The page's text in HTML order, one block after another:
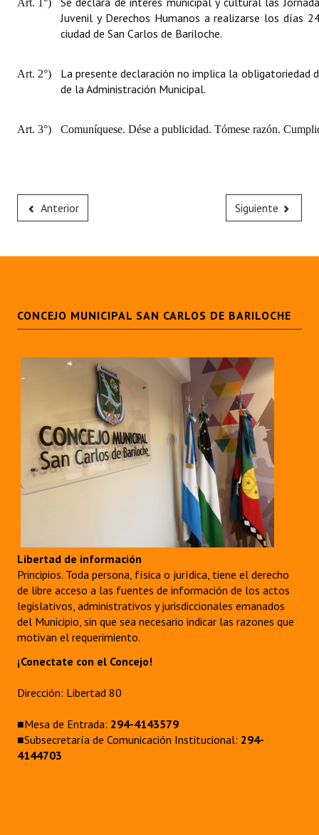
Art. 1°)
Juvenil y Derechos Humanos a realizarse los días
ciudad de San Carlos de Bariloche.
Art. 2°)
La presente declaración no implica la obligatoriedad
de la Administración Municipal.
Art. 3°) Comuníquese. Dése a publicidad. Tómese razón.
Anterior Siguiente
CONCEJO MUNICIPAL SAN CARLOS DE BARILOCHE
Libertad de información
Principios. Toda persona, física o jurídica, tiene el derecho
de libre acceso a las fuentes de información de los actos
legislativos, administrativos y jurisdiccionales emanados
del Municipio, sin que sea necesario indicar las razones que
motivan el requerimiento.
¡Conectate con el Concejo!
Dirección: Libertad 80
■Mesa de Entrada: 294-4143579
■Subsecretaría de Comunicación Institucional: 294-
4144703